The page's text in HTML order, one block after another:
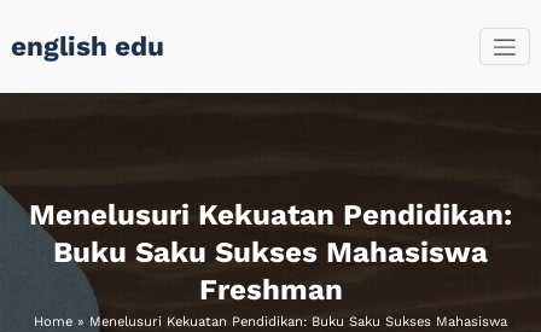
content
english edu
Menelusuri Kekuatan Pendidikan:
Buku Saku Sukses Mahasiswa
Freshman
Home » Menelusuri Kekuatan Pendidikan: Buku Saku Sukses Mahasiswa